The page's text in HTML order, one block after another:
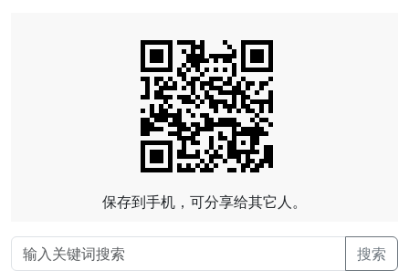
保存到手机，可分享给其它人。
搜索